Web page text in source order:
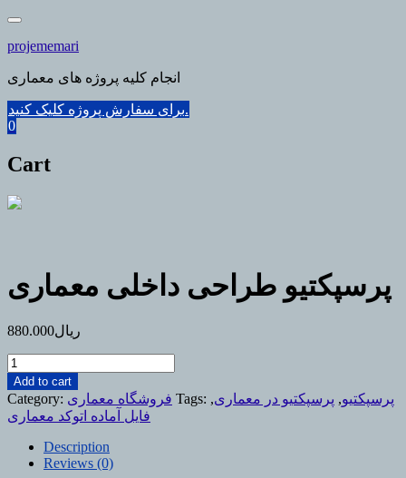
Skip
content
projememari
انجام کلیه پروژه های معماری
برای سفارش پروژه کلیک کنید.
0
Cart
پرسپکتیو طراحی داخلی معماری
ریال880.000
پرسپکتیو
طراحی
داخلی
معماری
quantity
Add to cart
Category: فروشگاه معماری Tags: پرسپکتیو, پرسپکتیو در معماری,
فایل آماده اتوکد معماری
Description
Reviews (0)